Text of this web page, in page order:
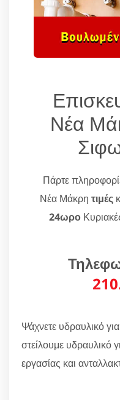
Νέα
Πάρτε
Νέα Μάκρη τιμές
24ωρο
Ψάχνετε υδραυλικό
στείλουμε υδραυλικό
εργασίας και